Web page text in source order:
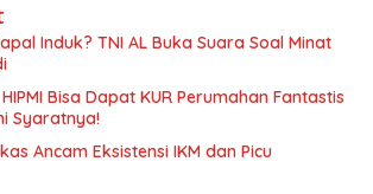
Induk? TNI AL Buka Suara Soal Minat
Bisa Dapat KUR Perumahan Fantastis
Syaratnya!
Ancam Eksistensi IKM dan Picu